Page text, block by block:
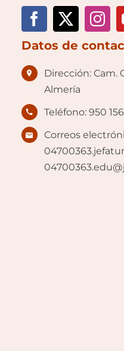
Datos de
Dirección: Cam.
Almería
Teléfono: 950
Correos